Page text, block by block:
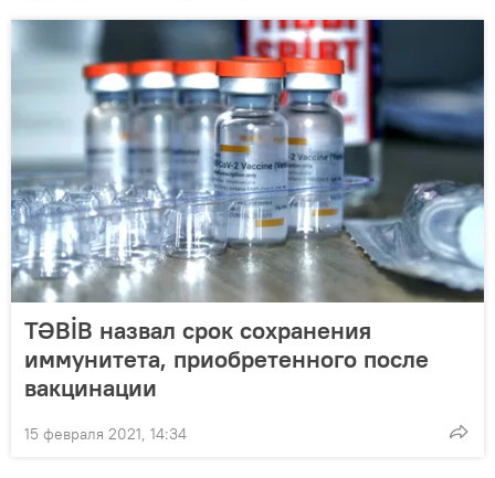
TƏBİB назвал срок сохранения
иммунитета, приобретенного после
вакцинации
15 февраля 2021, 14:34